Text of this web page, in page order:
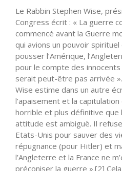
Le Rabbin Stephen Wise,
Congress écrit : « La guerre
commencé avant la Guerre
qui avions un pouvoir
pousser l’Amérique,
pour le compte des
serait peut-être pas arrivée
Wise estime dans un autre
l’apaisement et la
horrible et plus définitive que
attitude est ambiguë. Il
Etats-Unis pour sauver des
répugnance (pour Hitler) et
l’Angleterre et la France ne
préconiser la guerre ».[2]